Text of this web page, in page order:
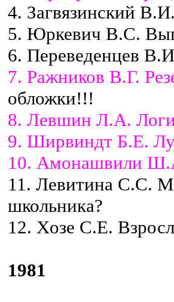
4. Загвязинский
5. Юркевич В.С.
6. Переведенцев
7. Ражников В.Г.
обложки!!!
8. Левшин Л.А.
9. Ширвиндт Б.Е.
10. Амонашвили
11. Левитина С.С.
школьника?
12. Xозе С.Е.
1981